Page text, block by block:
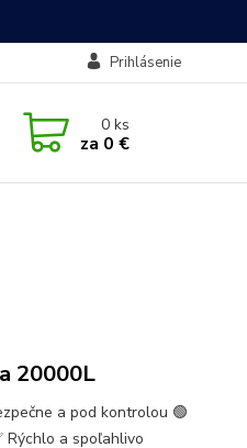
Prihlásenie
0ks
za 0 €
20000L
a pod kontrolou 🟢
Rýchlo a spoľahlivo